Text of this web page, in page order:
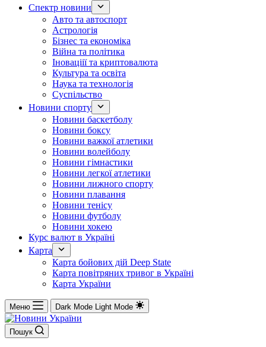
Спектр новини
Авто та автоспорт
Астрологія
Бізнес та економіка
Війна та політика
Іноваціії та криптовалюта
Культура та освіта
Наука та технологія
Суспільство
Новини спорту
Новини баскетболу
Новини боксу
Новини важкої атлетики
Новини волейболу
Новини гімнастики
Новини легкої атлетики
Новини лижного спорту
Новини плавання
Новини тенісу
Новини футболу
Новини хокею
Курс валют в Україні
Карта
Карта бойових дій Deep State
Карта повітряних тривог в Україні
Карта України
Меню Dark Mode Light Mode
Пошук